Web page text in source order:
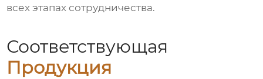
всех этапах сотрудничества.
Соответствующая
Продукция